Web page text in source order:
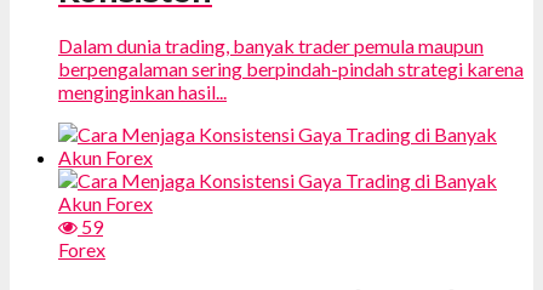
Dalam dunia trading, banyak trader pemula maupun
berpengalaman sering berpindah-pindah strategi karena
menginginkan hasil...
59
Forex